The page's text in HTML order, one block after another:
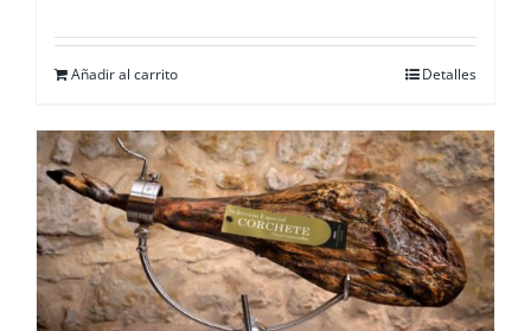
Añadir al carrito Detalles